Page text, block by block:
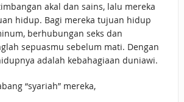
akal dan sains, lalu mereka
hidup. Bagi mereka tujuan hidup
berhubungan seks dan
sepuasmu sebelum mati. Dengan
adalah kebahagiaan duniawi.
“syariah” mereka,